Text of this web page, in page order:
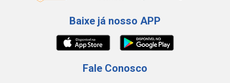
Baixe já nosso APP
Fale Conosco